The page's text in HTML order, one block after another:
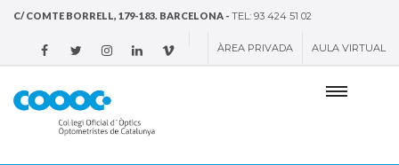
C/ COMTE BORRELL, 179-183. BARCELONA - TEL: 93 424 51 02
ÀREA PRIVADA AULA VIRTUAL